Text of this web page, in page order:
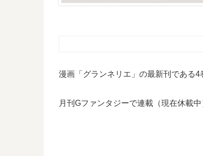
漫画「グランネリエ」の最新刊である4
月刊Gファンタジーで連載（現在休載